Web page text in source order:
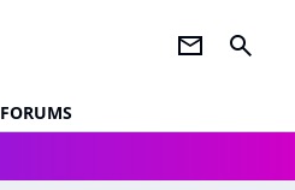
newsletter search
FORUMS